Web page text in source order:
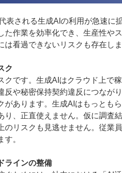
表される生成AIの利用が急速に
た作業を効率化でき、生産性や
は看過できないリスクも存在しま
ク
です。生成AIはクラウド上で
反や秘密保持契約違反につなが
あります。生成AIはもっとも
り、正直使えません。仮に調査
リスクも見逃せません。従業
す。
ラインの整備